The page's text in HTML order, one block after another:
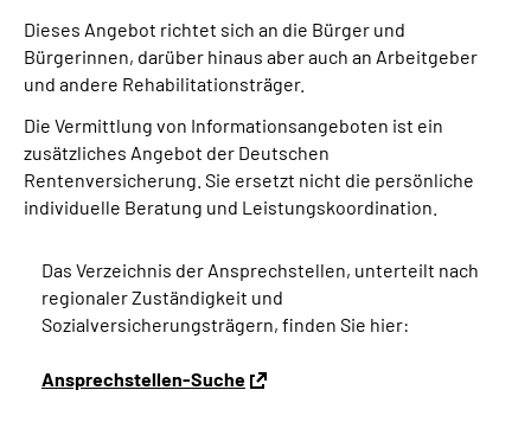
Dieses Angebot richtet sich an die Bürger und
Bürgerinnen, darüber hinaus aber auch an Arbeitgeber
und andere Rehabilitationsträger.
Die Vermittlung von Informationsangeboten ist ein
zusätzliches Angebot der Deutschen
Rentenversicherung. Sie ersetzt nicht die persönliche
individuelle Beratung und Leistungskoordination.
Das Verzeichnis der Ansprechstellen, unterteilt nach
regionaler Zuständigkeit und
Sozialversicherungsträgern, finden Sie hier:
Ansprechstellen-Suche